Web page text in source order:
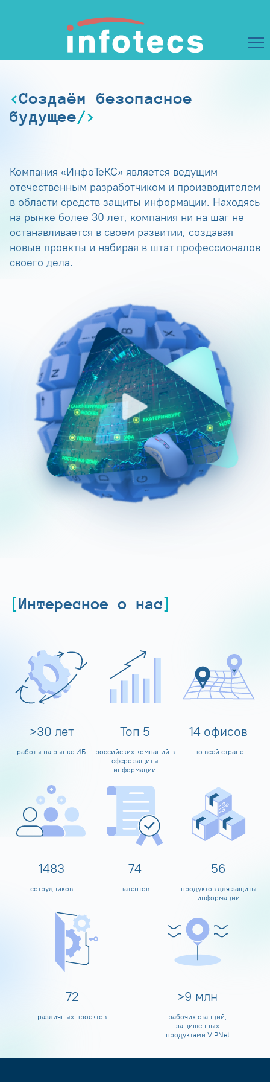
Создаём безопасное
будущее
Компания «ИнфоТеКС» является ведущим
отечественным разработчиком и производителем
в области средств защиты информации. Находясь
на рынке более 30 лет, компания ни на шаг не
останавливается в своем развитии, создавая
новые проекты и набирая в штат профессионалов
своего дела.
Интересное о нас
>30 лет
работы на рынке ИБ
Топ 5
российских компаний в
сфере защиты
информации
14 офисов
по всей стране
1599
сотрудников
80
патентов
60
продуктов для защиты
информации
80
различных проектов
>10 млн
рабочих станций,
защищенных
продуктами ViPNet